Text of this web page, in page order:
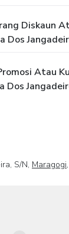
Diskaun
Dos
Atau
Dos
S/N, Maragogi